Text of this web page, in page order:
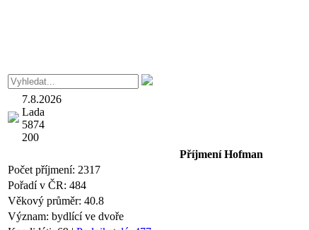
7.8.2026
Lada
5874
200
PříjmeníHofman
Počet příjmení: 2317
Pořadí v ČR: 484
Věkový průměr: 40.8
Význam: bydlící ve dvoře